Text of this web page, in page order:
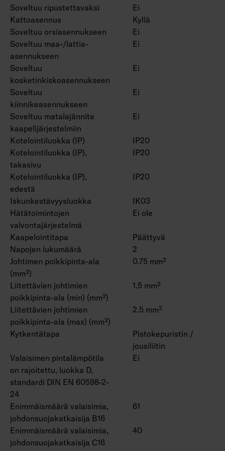
Soveltuu ripustettavaksi
Ei
Kattoasennus
Kyllä
Soveltuu orsiasennukseen
Ei
Soveltuu maa-/lattia-
asennukseen
Ei
Soveltuu
kosketinkiskoasennukseen
Ei
Soveltuu
kiinnikeasennukseen
Ei
Soveltuu matalajännite
kaapelijärjestelmiin
Ei
Kotelointiluokka (IP)
IP20
Kotelointiluokka (IP),
takasivu
IP20
Kotelointiluokka (IP),
edestä
IP20
Iskunkestävyysluokka
IK03
Hätätoimintojen
valvontajärjestelmä
Ei ole
Kaapelointitapa
Päättyvä
Napojen lukumäärä
2
Johtimen poikkipinta-ala
(mm²)
0.75 mm²
Liitettävien johtimien
poikkipinta-ala (min) (mm²)
1.5 mm²
Liitettävien johtimien
poikkipinta-ala (max) (mm²)
2.5 mm²
Kytkentätapa
Pistokepuristin /
jousiliitin
Valaisimen pintalämpötila
on rajoitettu, luokka D,
standardi DIN EN 60598-2-
24
Ei
Enimmäismäärä valaisimia,
johdonsuojakatkaisija B16
61
Enimmäismäärä valaisimia,
johdonsuojakatkaisija C16
40